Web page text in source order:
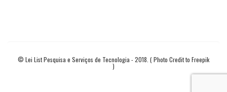
© Lei List Pesquisa e Serviços de Tecnologia - 2018. ( Photo Credit to Freepik
)